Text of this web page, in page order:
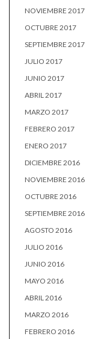
NOVIEMBRE 2017
OCTUBRE 2017
SEPTIEMBRE 2017
JULIO 2017
JUNIO 2017
ABRIL 2017
MARZO 2017
FEBRERO 2017
ENERO 2017
DICIEMBRE 2016
NOVIEMBRE 2016
OCTUBRE 2016
SEPTIEMBRE 2016
AGOSTO 2016
JULIO 2016
JUNIO 2016
MAYO 2016
ABRIL 2016
MARZO 2016
FEBRERO 2016